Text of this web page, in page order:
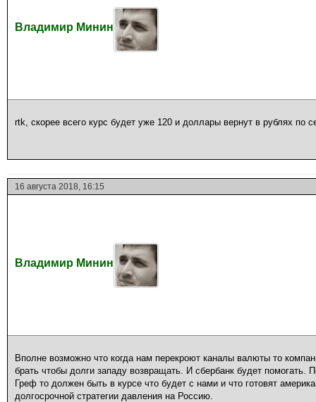
Владимир Минин
rtk, скорее всего курс будет уже 120 и доллары вернут в рублях по
16 августа 2018, 16:15
Владимир Минин
Вполне возможно что когда нам перекроют каналы валюты то
брать чтобы долги западу возвращать. И сбербанк будет помогать.
Греф то должен быть в курсе что будет с нами и что готовят
долгосрочной стратегии давления на Россию.